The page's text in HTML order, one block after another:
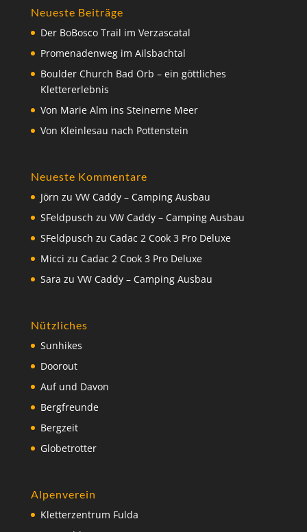
Neueste Beiträge
Der BoBosco Trail im Verzascatal
Promenadenweg im Ailsbachtal
Boulder Church Bad Orb – ein göttliches
Klettererlebnis
Von Marie Alm ins Steinerne Meer
Von Kleinlesau nach Pottenstein
Neueste Kommentare
Jörn zu VW Caddy – Camping Ausbau
SFeldpusch zu VW Caddy – Camping Ausbau
SFeldpusch zu Cadac 2 Cook 3 Pro Deluxe
Micci zu Cadac 2 Cook 3 Pro Deluxe
Sara zu VW Caddy – Camping Ausbau
Nützliches
Sunhikes
Doorout
Auf und Davon
Bergfreunde
Bergzeit
Globetrotter
Alpenverein
Kletterzentrum Fulda